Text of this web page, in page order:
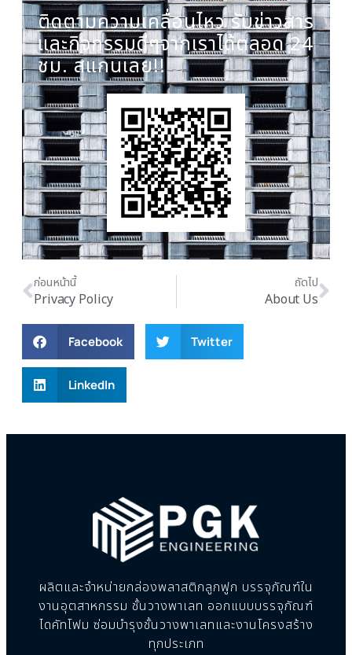
ติดตามความเคลื่อนไหว รับข่าวสาร
และกิจกรรมดีๆจากเราได้ตลอด 24
ชม. สแกนเลย!!
ก่อนหน้านี้
Privacy Policy
ถัดไป
About Us
Facebook Twitter
LinkedIn
ผลิตและจำหน่ายกล่องพลาสติกลูกฟูก บรรจุภัณฑ์ใน
งานอุตสาหกรรม ชั้นวางพาเลท ออกแบบบรรจุภัณฑ์
ไดคัทโฟม ซ่อมบำรุงชั้นวางพาเลทและงานโครงสร้าง
ทุกประเภท